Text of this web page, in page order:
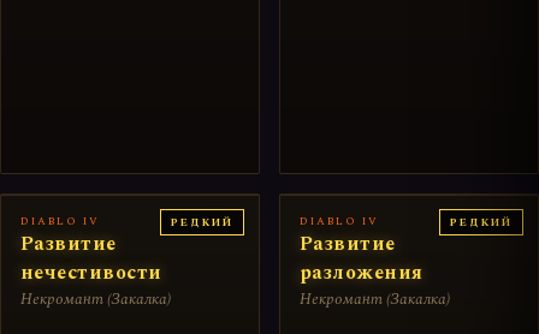
РЕДКИЙ
DIABLO IV
Развитие
нечестивости
Некромант (Закалка)
РЕДКИЙ
DIABLO IV
Развитие
разложения
Некромант (Закалка)